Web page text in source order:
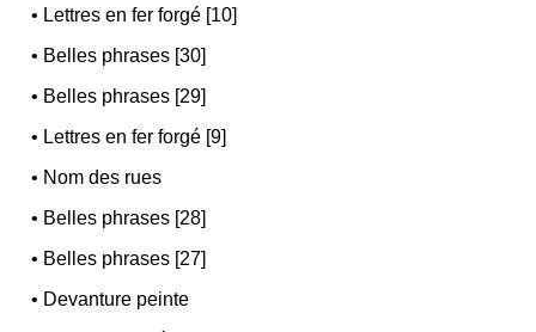
• Lettres en fer forgé [10]
• Belles phrases [30]
• Belles phrases [29]
• Lettres en fer forgé [9]
• Nom des rues
• Belles phrases [28]
• Belles phrases [27]
• Devanture peinte